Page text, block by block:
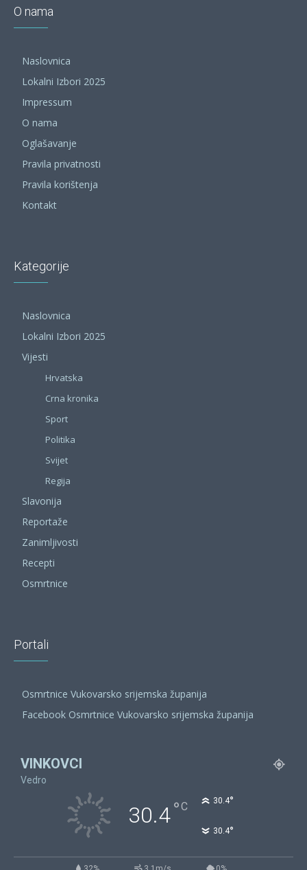
O nama
Naslovnica
Lokalni Izbori 2025
Impressum
O nama
Oglašavanje
Pravila privatnosti
Pravila korištenja
Kontakt
Kategorije
Naslovnica
Lokalni Izbori 2025
Vijesti
Hrvatska
Crna kronika
Sport
Politika
Svijet
Regija
Slavonija
Reportaže
Zanimljivosti
Recepti
Osmrtnice
Portali
Osmrtnice Vukovarsko srijemska županija
Facebook Osmrtnice Vukovarsko srijemska županija
VINKOVCI
Vedro
30.4°C 30.4°
30.4°